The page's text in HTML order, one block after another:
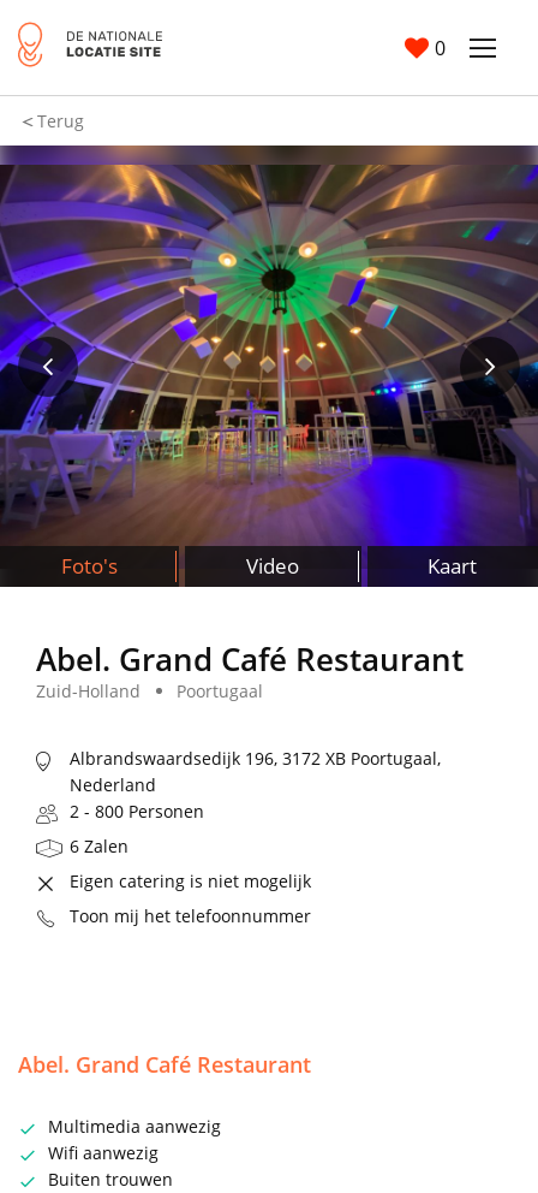
0
Terug
Foto's Video Kaart
Abel. Grand Café Restaurant
Zuid-Holland Poortugaal
Albrandswaardsedijk 196, 3172 XB Poortugaal,
Nederland
2 - 800 Personen
6 Zalen
Eigen catering is niet mogelijk
Toon mij het telefoonnummer
Abel. Grand Café Restaurant
Multimedia aanwezig
Wifi aanwezig
Buiten trouwen